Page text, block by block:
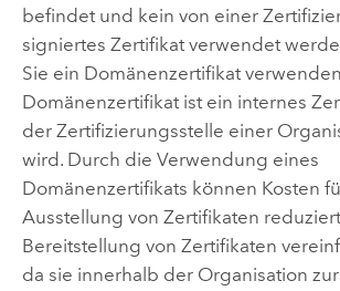
befindet und kein von einer
signiertes Zertifikat verwendet
Sie ein Domänenzertifikat
Domänenzertifikat ist ein internes
der Zertifizierungsstelle einer
wird. Durch die Verwendung eines
Domänenzertifikats können Kosten
Ausstellung von Zertifikaten
Bereitstellung von Zertifikaten
da sie innerhalb der Organisation zur